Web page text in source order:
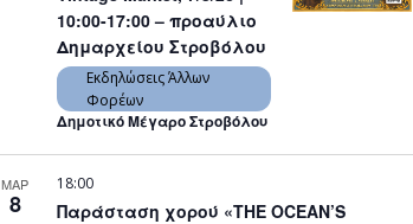
10:00-17:00 – προαύλιο
Δημαρχείου Στροβόλου
Εκδηλώσεις Άλλων
Φορέων
Δημοτικό Μέγαρο Στροβόλου
ΜΑΡ
8
Παράσταση χορού «THE OCEAN’S
18:00